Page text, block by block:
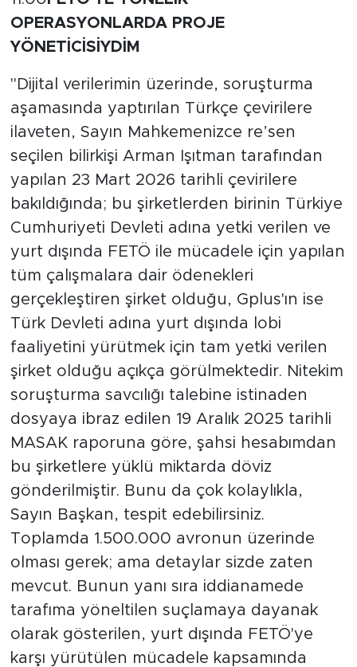
OPERASYONLARDA PROJE
YÖNETİCİSİYDİM
"Dijital verilerimin üzerinde, soruşturma
aşamasında yaptırılan Türkçe çevirilere
ilaveten, Sayın Mahkemenizce re’sen
seçilen bilirkişi Arman Işıtman tarafından
yapılan 23 Mart 2026 tarihli çevirilere
bakıldığında; bu şirketlerden birinin Türkiye
Cumhuriyeti Devleti adına yetki verilen ve
yurt dışında FETÖ ile mücadele için yapılan
tüm çalışmalara dair ödenekleri
gerçekleştiren şirket olduğu, Gplus'ın ise
Türk Devleti adına yurt dışında lobi
faaliyetini yürütmek için tam yetki verilen
şirket olduğu açıkça görülmektedir. Nitekim
soruşturma savcılığı talebine istinaden
dosyaya ibraz edilen 19 Aralık 2025 tarihli
MASAK raporuna göre, şahsi hesabımdan
bu şirketlere yüklü miktarda döviz
gönderilmiştir. Bunu da çok kolaylıkla,
Sayın Başkan, tespit edebilirsiniz.
Toplamda 1.500.000 avronun üzerinde
olması gerek; ama detaylar sizde zaten
mevcut. Bunun yanı sıra iddianamede
tarafıma yöneltilen suçlamaya dayanak
olarak gösterilen, yurt dışında FETÖ'ye
karşı yürütülen mücadele kapsamında